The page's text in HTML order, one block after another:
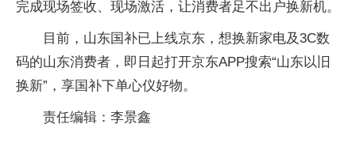
完成现场签收、现场激活，让消费者足不出户换新机。
目前，山东国补已上线京东，想换新家电及3C数
码的山东消费者，即日起打开京东APP搜索“山东以旧
换新”，享国补下单心仪好物。
责任编辑：李景鑫